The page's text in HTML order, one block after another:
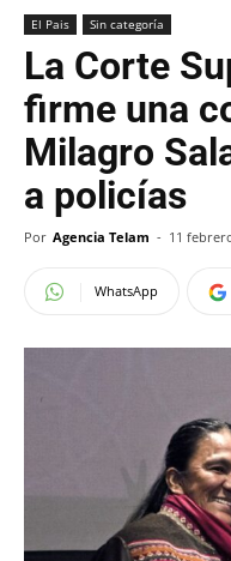
El Pais Sin categoría
La Corte
firme una
Milagro
a policías
Por Agencia Telam - 11
WhatsApp